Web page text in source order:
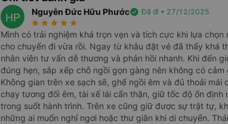
HP Nguyễn Đức Hữu Phướcverified Đã đi • 27/12/2025
star_rate star_rate star_rate star_rate star_rate
Mình có trải nghiệm khá trọn vẹn và tích cực khi lựa chọn
cho chuyến đi vừa rồi. Ngay từ khâu đặt vé đã thấy khá
nhân viên tư vấn dễ thương và phản hồi nhanh. Khi đến
đúng hẹn, sắp xếp chỗ ngồi gọn gàng nên không có cảm
Không gian trên xe sạch sẽ, ghế ngồi êm và đủ thoải mái
chạy tương đối êm, tài xế lái cẩn thận, giữ tốc độ ổn định
trong suốt hành trình. Trên xe cũng giữ được sự trật tự,
những ai muốn nghỉ ngơi hoặc thư giãn khi di chuyển.